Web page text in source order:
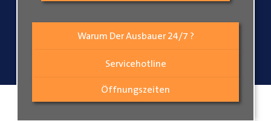
Warum Der Ausbauer 24/7 ?
Servicehotline
Öffnungszeiten